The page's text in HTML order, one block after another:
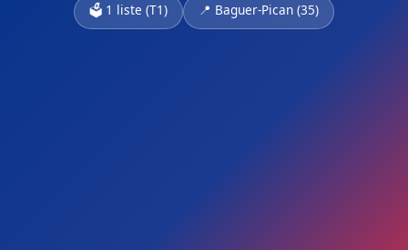
🗳️ 1 liste (T1)
📍 Baguer-Pican (35)